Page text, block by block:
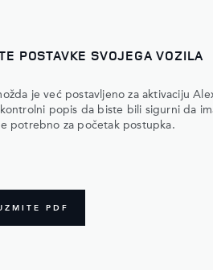
POSTAVKE SVOJEGA VOZILA
je već postavljeno za aktivaciju
popis da biste bili sigurni da
potrebno za početak postupka.
PDF